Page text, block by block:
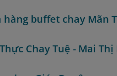
hàng buffet chay Mãn
Chay Tuệ - Mai Thị